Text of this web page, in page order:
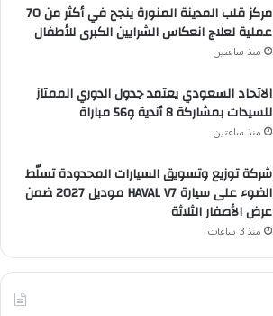
مركز قلب المدينة المنورة ينجح في أكثر من 70
عملية لعلاج انعكاس الشرايين الكبرى للأطفال
منذ ساعتين
الاتحاد السعودي يعتمد جدول الدوري الممتاز
للسيدات بمشاركة 8 أندية و56 مباراة
منذ ساعتين
شركة توزيع وتسويق السيارات المحدودة تسلّط
الضوء على سيارة HAVAL V7 موديل 2027 ضمن
عرض الأصفار الثلاثة
منذ 3 ساعات